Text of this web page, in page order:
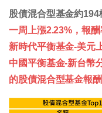
股債混合型基金約194
一周上漲2.23%，報
新時代平衡基金-美元
中國平衡基金-新台幣
的股債混合型基金報